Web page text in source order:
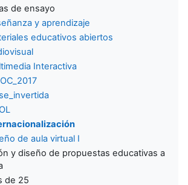
de ensayo
y aprendizaje
educativos abiertos
Interactiva
de aula virtual I
y diseño de propuestas educativas a
de 25